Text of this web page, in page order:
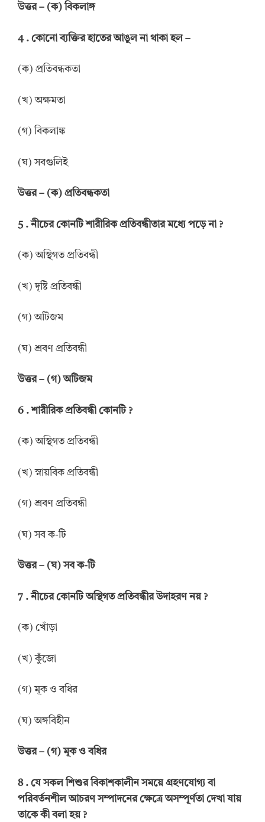
উত্তর– (ক) বিকলাঙ্গ
4 . কোনো ব্যক্তির হাতের আঙুল না থাকা হল–
(ক) প্রতিবন্ধকতা
(খ) অক্ষমতা
(গ) বিকলাঙ্ক
(ঘ) সবগুলিই
উত্তর– (ক) প্রতিবন্ধকতা
5 .নীচের কোনটি শারীরিক প্রতিবন্ধীতার মধ্যে পড়ে না ?
(ক) অস্থিগত প্রতিবন্ধী
(খ) দৃষ্টি প্রতিবন্ধী
(গ) অটিজম
(ঘ) শ্রবণ প্রতিবন্ধী
উত্তর– (গ) অটিজম
6 .শারীরিক প্রতিবন্ধী কোনটি ?
(ক) অস্থিগত প্রতিবন্ধী
(খ) স্নায়বিক প্রতিবন্ধী
(গ) শ্রবণ প্রতিবন্ধী
(ঘ) সব ক-টি
উত্তর– (ঘ) সব ক-টি
7 .নীচের কোনটি অস্থিগত প্রতিবন্ধীর উদাহরণ নয় ?
(ক) খোঁড়া
(খ) কুঁজো
(গ) মূক ও বধির
(ঘ) অঙ্গবিহীন
উত্তর– (গ) মূক ও বধির
8 . যে সকল শিশুর বিকাশকালীন সময়ে গ্রহণযোগ্য বা
পরিবর্তনশীল আচরণ সম্পাদনের ক্ষেত্রে অসম্পূর্ণতা দেখা যায়
তাকে কী বলা হয় ?